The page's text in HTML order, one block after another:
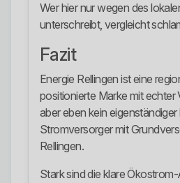
Wer hier nur wegen des
unterschreibt, vergleicht
Fazit
Energie Rellingen ist eine
positionierte Marke mit echter
aber eben kein
Stromversorger mit
Rellingen.
Stark sind die klare